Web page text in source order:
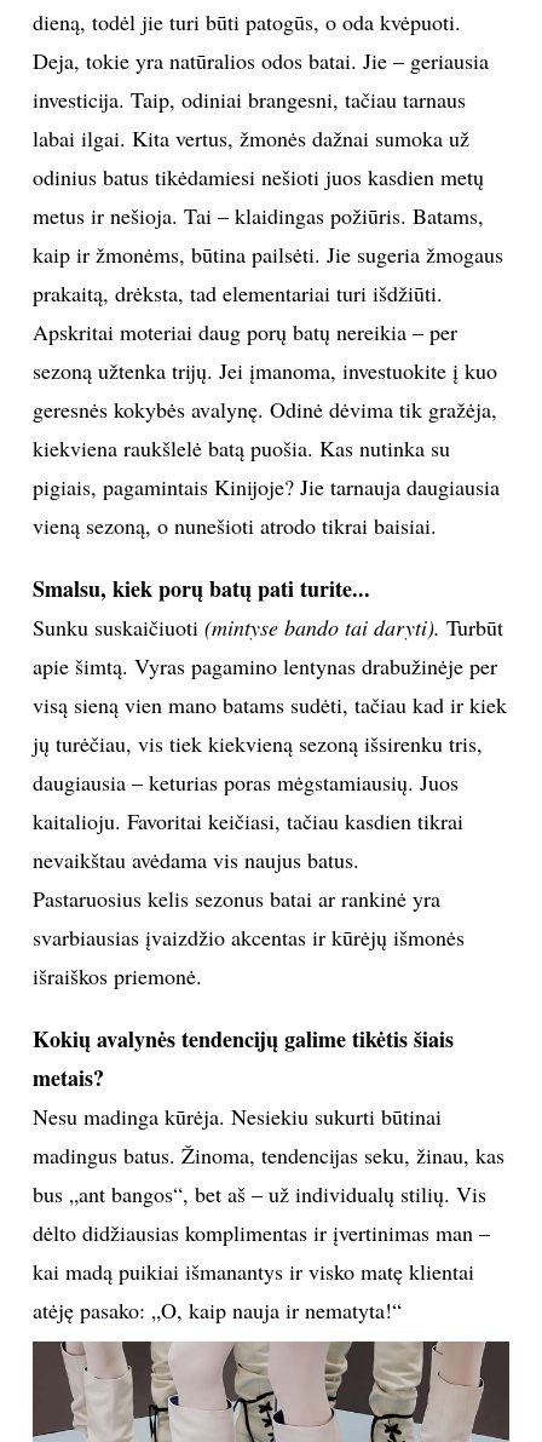
dieną, todėl jie turi būti patogūs, o oda kvėpuoti.
Deja, tokie yra natūralios odos batai. Jie – geriausia
investicija. Taip, odiniai brangesni, tačiau tarnaus
labai ilgai. Kita vertus, žmonės dažnai sumoka už
odinius batus tikėdamiesi nešioti juos kasdien metų
metus ir nešioja. Tai – klaidingas požiūris. Batams,
kaip ir žmonėms, būtina pailsėti. Jie sugeria žmogaus
prakaitą, drėksta, tad elementariai turi išdžiūti.
Apskritai moteriai daug porų batų nereikia – per
sezoną užtenka trijų. Jei įmanoma, investuokite į kuo
geresnės kokybės avalynę. Odinė dėvima tik gražėja,
kiekviena raukšlelė batą puošia. Kas nutinka su
pigiais, pagamintais Kinijoje? Jie tarnauja daugiausia
vieną sezoną, o nunešioti atrodo tikrai baisiai.
Smalsu, kiek porų batų pati turite...
Sunku suskaičiuoti (mintyse bando tai daryti). Turbūt
apie šimtą. Vyras pagamino lentynas drabužinėje per
visą sieną vien mano batams sudėti, tačiau kad ir kiek
jų turėčiau, vis tiek kiekvieną sezoną išsirenku tris,
daugiausia – keturias poras mėgstamiausių. Juos
kaitalioju. Favoritai keičiasi, tačiau kasdien tikrai
nevaikštau avėdama vis naujus batus.
Pastaruosius kelis sezonus batai ar rankinė yra
svarbiausias įvaizdžio akcentas ir kūrėjų išmonės
išraiškos priemonė.
Kokių avalynės tendencijų galime tikėtis šiais
metais?
Nesu madinga kūrėja. Nesiekiu sukurti būtinai
madingus batus. Žinoma, tendencijas seku, žinau, kas
bus „ant bangos“, bet aš – už individualų stilių. Vis
dėlto didžiausias komplimentas ir įvertinimas man –
kai madą puikiai išmanantys ir visko matę klientai
atėję pasako: „O, kaip nauja ir nematyta!“